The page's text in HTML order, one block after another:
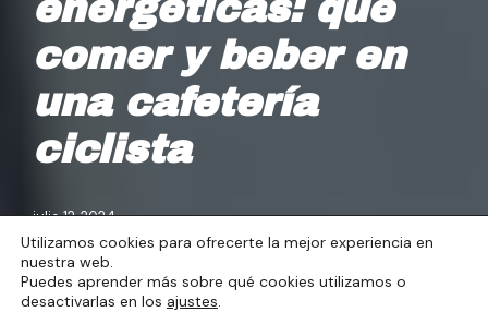
comer y beber en
una cafetería
ciclista
julio 12, 2024
Utilizamos cookies para ofrecerte la mejor experiencia en
nuestra web.
Puedes aprender más sobre qué cookies utilizamos o
desactivarlas en los ajustes.